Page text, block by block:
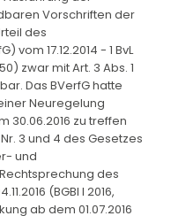
Vorschriften der
des
17.12.2014 - 1 BvL
50) zwar mit Art. 3 Abs. 1
Das BVerfG hatte
Neuregelung
30.06.2016 zu treffen
3 und 4 des Gesetzes
und
des
(BGBl I 2016,
ab dem 01.07.2016